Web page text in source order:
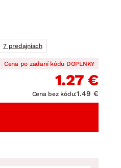
7 predajniach
Cena po zadaní kódu DOPLNKY
1.27 €
Cena bez kódu:1.49 €